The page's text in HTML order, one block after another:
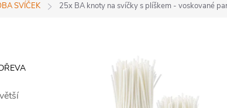
SVÍČEK 25x BA knoty na svíčky s plíškem - voskované